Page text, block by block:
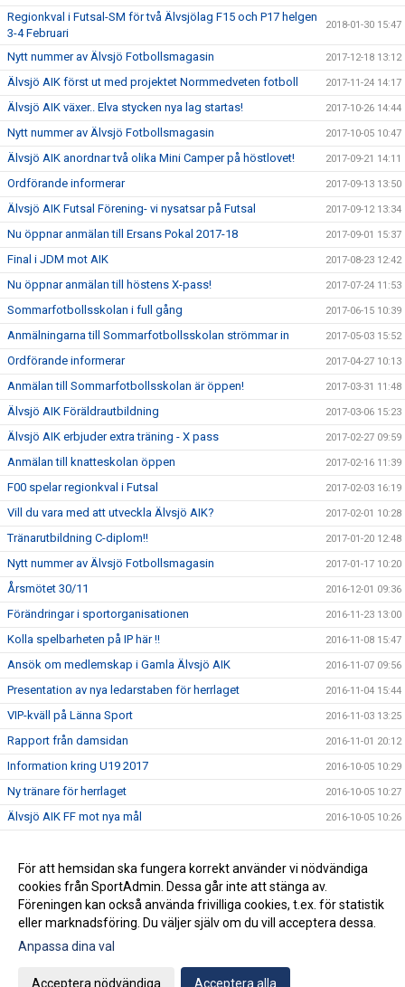
Regionkval i Futsal-SM för två Älvsjölag F15 och P17 helgen
3-4 Februari
2018-01-30 15:47
Nytt nummer av Älvsjö Fotbollsmagasin 2017-12-18 13:12
Älvsjö AIK först ut med projektet Normmedveten fotboll 2017-11-24 14:17
Älvsjö AIK växer.. Elva stycken nya lag startas! 2017-10-26 14:44
Nytt nummer av Älvsjö Fotbollsmagasin 2017-10-05 10:47
Älvsjö AIK anordnar två olika Mini Camper på höstlovet! 2017-09-21 14:11
Ordförande informerar 2017-09-13 13:50
Älvsjö AIK Futsal Förening- vi nysatsar på Futsal 2017-09-12 13:34
Nu öppnar anmälan till Ersans Pokal 2017-18 2017-09-01 15:37
Final i JDM mot AIK 2017-08-23 12:42
Nu öppnar anmälan till höstens X-pass! 2017-07-24 11:53
Sommarfotbollsskolan i full gång 2017-06-15 10:39
Anmälningarna till Sommarfotbollsskolan strömmar in 2017-05-03 15:52
Ordförande informerar 2017-04-27 10:13
Anmälan till Sommarfotbollsskolan är öppen! 2017-03-31 11:48
Älvsjö AIK Föräldrautbildning 2017-03-06 15:23
Älvsjö AIK erbjuder extra träning - X pass 2017-02-27 09:59
Anmälan till knatteskolan öppen 2017-02-16 11:39
F00 spelar regionkval i Futsal 2017-02-03 16:19
Vill du vara med att utveckla Älvsjö AIK? 2017-02-01 10:28
Tränarutbildning C-diplom!! 2017-01-20 12:48
Nytt nummer av Älvsjö Fotbollsmagasin 2017-01-17 10:20
Årsmötet 30/11 2016-12-01 09:36
Förändringar i sportorganisationen 2016-11-23 13:00
Kolla spelbarheten på IP här !! 2016-11-08 15:47
Ansök om medlemskap i Gamla Älvsjö AIK 2016-11-07 09:56
Presentation av nya ledarstaben för herrlaget 2016-11-04 15:44
VIP-kväll på Länna Sport 2016-11-03 13:25
Rapport från damsidan 2016-11-01 20:12
Information kring U19 2017 2016-10-05 10:29
Ny tränare för herrlaget 2016-10-05 10:27
Älvsjö AIK FF mot nya mål 2016-10-05 10:26
Santis Summer Cup 2016-08-31 09:41
Välkomna tillbaka efter sommaruppehållet 2016-08-31 09:39
Gå till Webbversion
För att hemsidan ska fungera korrekt använder vi nödvändiga
cookies från SportAdmin. Dessa går inte att stänga av.
Föreningen kan också använda frivilliga cookies, t.ex. för statistik
eller marknadsföring. Du väljer själv om du vill acceptera dessa.
Anpassa dina val
Acceptera nödvändiga Acceptera alla